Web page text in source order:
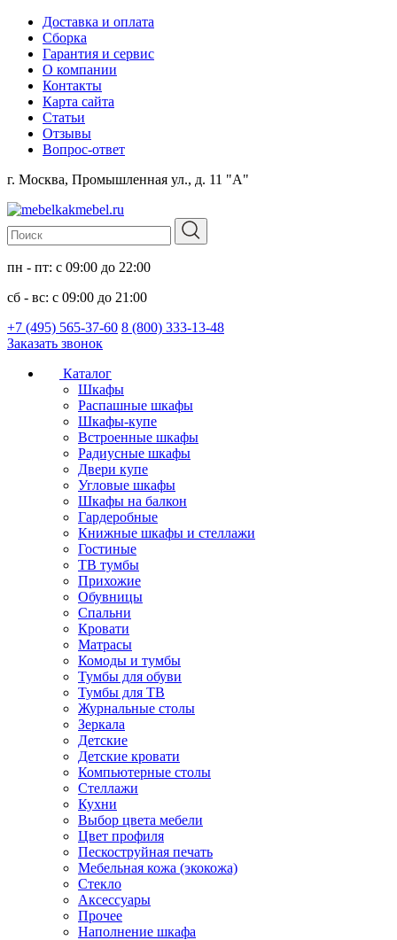
Доставка и оплата
Сборка
Гарантия и сервис
О компании
Контакты
Карта сайта
Статьи
Отзывы
Вопрос-ответ
г. Москва, Промышленная ул., д. 11 "А"
пн - пт: с 09:00 до 22:00
сб - вс: с 09:00 до 21:00
+7 (495) 565-37-60 8 (800) 333-13-48
Заказать звонок
Каталог
Шкафы
Распашные шкафы
Шкафы-купе
Встроенные шкафы
Радиусные шкафы
Двери купе
Угловые шкафы
Шкафы на балкон
Гардеробные
Книжные шкафы и стеллажи
Гостиные
ТВ тумбы
Прихожие
Обувницы
Спальни
Кровати
Матрасы
Комоды и тумбы
Тумбы для обуви
Тумбы для ТВ
Журнальные столы
Зеркала
Детские
Детские кровати
Компьютерные столы
Стеллажи
Кухни
Выбор цвета мебели
Цвет профиля
Пескоструйная печать
Мебельная кожа (экокожа)
Стекло
Аксессуары
Прочее
Наполнение шкафа